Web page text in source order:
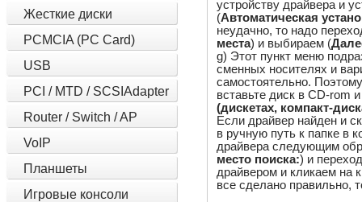
Жесткие диски
PCMCIA (PC Card)
USB
PCI / MTD / SCSIAdapter
Router / Switch / AP
VoIP
Планшеты
Игровые консоли
устройству драйвера и
(Автоматическая
неудачно, то надо
места) и выбираем (
g) Этот пункт меню
сменных носителях и
самостоятельно.
вставьте диск в CD-rom
(дискетах, компакт-
Если драйвер найден и
в ручную путь к папке в
драйвера следующим
место поиска:) и
драйвером и кликаем на
все сделано правильно,